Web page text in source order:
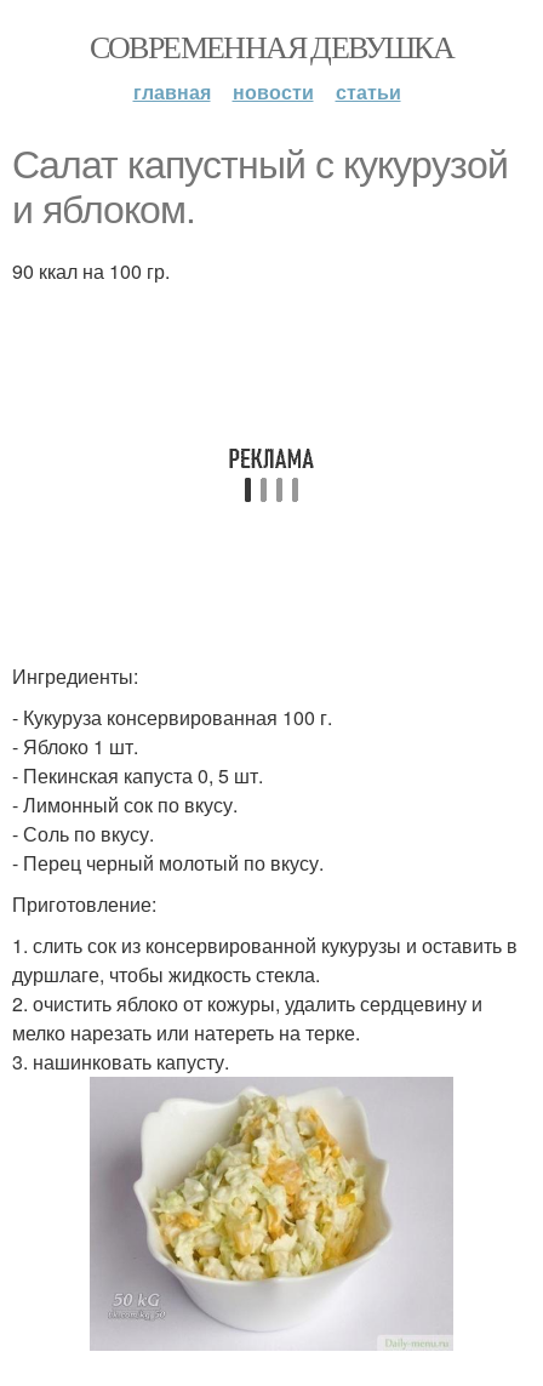
СОВРЕМЕННАЯ ДЕВУШКА
главная новости статьи
Салат капустный с кукурузой
и яблоком.
90 ккал на 100 гр.
Ингредиенты:
- Кукуруза консервированная 100 г.
- Яблоко 1 шт.
- Пекинская капуста 0, 5 шт.
- Лимонный сок по вкусу.
- Соль по вкусу.
- Перец черный молотый по вкусу.
Приготовление:
1. слить сок из консервированной кукурузы и оставить в
дуршлаге, чтобы жидкость стекла.
2. очистить яблоко от кожуры, удалить сердцевину и
мелко нарезать или натереть на терке.
3. нашинковать капусту.